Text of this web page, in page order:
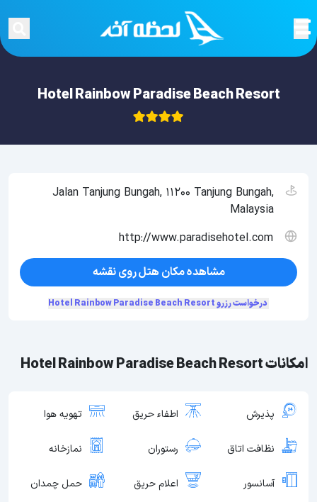
Hotel Rainbow Paradise Beach Resort
امکانات Hotel Rainbow Paradise Beach Resort
پذیرش اطفاء حریق تهویه هوا
نظافت اتاق رستوران نمازخانه
آسانسور اعلام حریق حمل چمدان
Jalan Tanjung Bungah, 11200 Tanjung Bungah,
Malaysia
http://www.paradisehotel.com
مشاهده مکان هتل روی نقشه
درخواست رزرو Hotel Rainbow Paradise Beach Resort